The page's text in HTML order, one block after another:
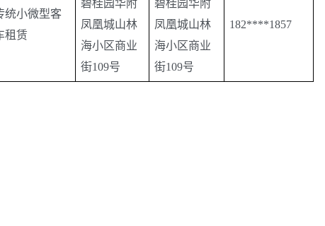
统小微型客
租赁
碧桂园华附
凤凰城山林
海小区商业
街109号
碧桂园华附
凤凰城山林
海小区商业
街109号
182****1857